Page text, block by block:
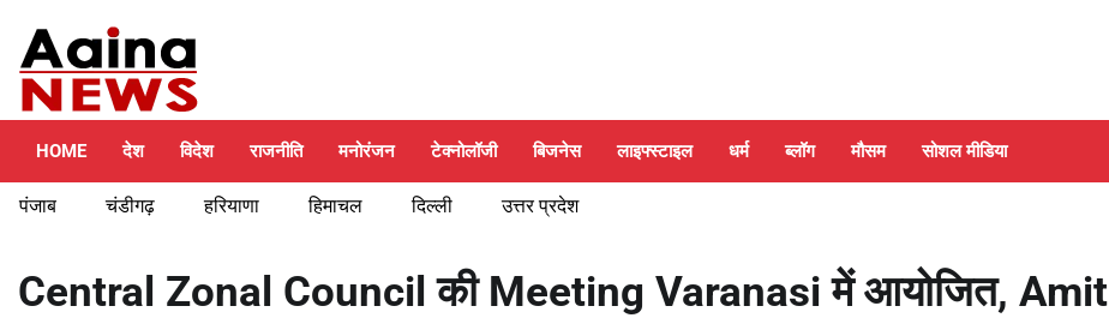
content
HOME देश विदेश राजनीति मनोरंजन टेक्नोलॉजी बिजनेस लाइफ्स्टाइल धर्म ब्लॉग मौसम सोशल मीडिया
पंजाब चंडीगढ़ हरियाणा हिमाचल दिल्ली उत्तर प्रदेश
Central Zonal Council की Meeting Varanasi में आयोजित, Amit